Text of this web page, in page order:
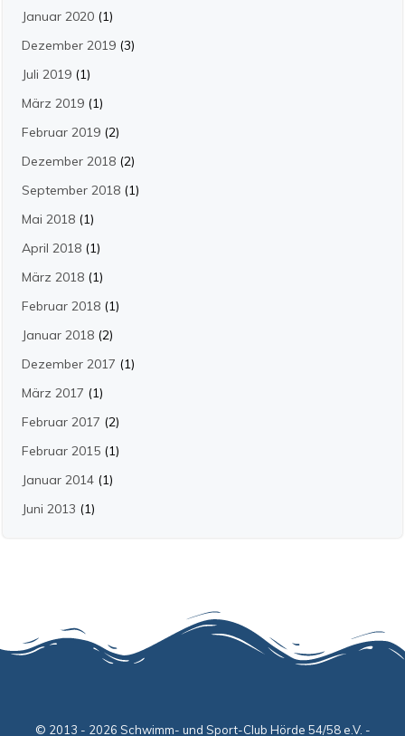
Januar 2020 (1)
Dezember 2019 (3)
Juli 2019 (1)
März 2019 (1)
Februar 2019 (2)
Dezember 2018 (2)
September 2018 (1)
Mai 2018 (1)
April 2018 (1)
März 2018 (1)
Februar 2018 (1)
Januar 2018 (2)
Dezember 2017 (1)
März 2017 (1)
Februar 2017 (2)
Februar 2015 (1)
Januar 2014 (1)
Juni 2013 (1)
© 2013 - 2026 Schwimm- und Sport-Club Hörde 54/58 e.V. -